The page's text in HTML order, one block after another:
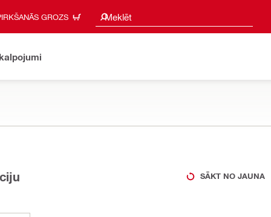
GROZS Meklēt
Meklēšanas ieteikumi
SĀKT NO JAUNA